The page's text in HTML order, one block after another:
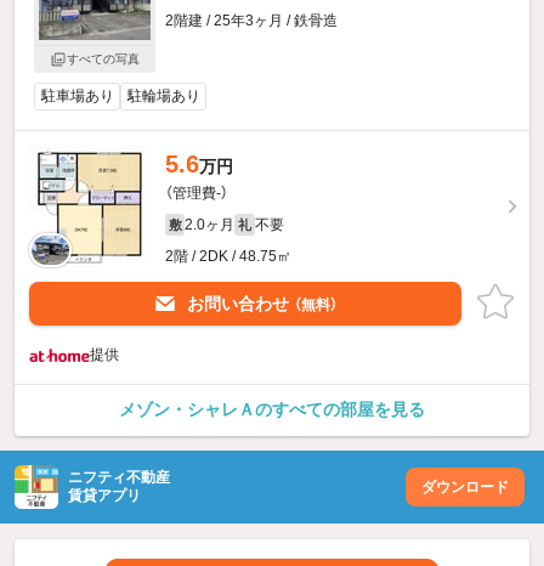
すべての写真
2階建 / 25年3ヶ月 / 鉄骨造
駐車場あり 駐輪場あり
5.6万円
（管理費-）
敷 2.0ヶ月 礼 不要
2階 / 2DK / 48.75㎡
お問い合わせ （無料）
提供
メゾン・シャレＡのすべての部屋を見る
ニフティ不動産
賃貸アプリ
ダウンロード